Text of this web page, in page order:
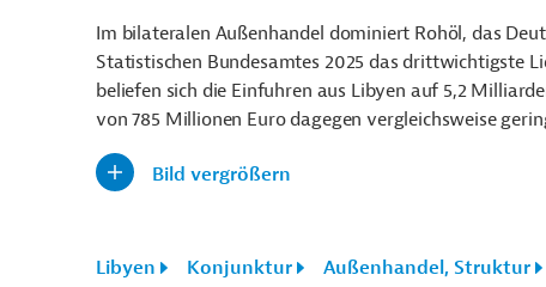
Im bilateralen Außenhandel dominiert Rohöl, das
Statistischen Bundesamtes 2025 das drittwichtigste
beliefen sich die Einfuhren aus Libyen auf 5,2
von 785 Millionen Euro dagegen vergleichsweise
Bild vergrößern
Libyen Konjunktur Außenhandel, Struktur